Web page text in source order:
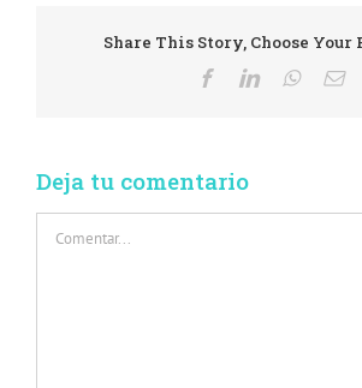
Share This Story, Choose
Deja tu comentario